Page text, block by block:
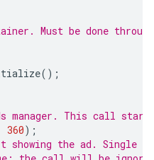
Must be done
();
This call starts
360);
the ad. Single